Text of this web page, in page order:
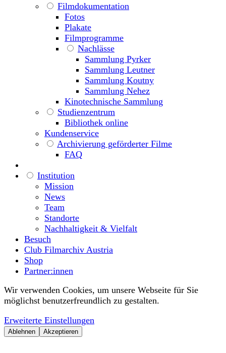
Filmdokumentation
Fotos
Plakate
Filmprogramme
Nachlässe
Sammlung Pyrker
Sammlung Leutner
Sammlung Koutny
Sammlung Nehez
Kinotechnische Sammlung
Studienzentrum
Bibliothek online
Kundenservice
Archivierung geförderter Filme
FAQ
Institution
Mission
News
Team
Standorte
Nachhaltigkeit & Vielfalt
Besuch
Club Filmarchiv Austria
Shop
Partner:innen
Wir verwenden Cookies, um unsere Webseite für Sie
möglichst benutzerfreundlich zu gestalten.
Erweiterte Einstellungen
Ablehnen Akzeptieren